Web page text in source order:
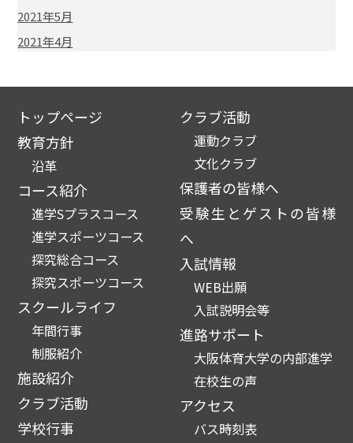
2021年5月
2021年4月
トップページ
教育方針
沿革
コース紹介
進学Sプラスコース
進学スポーツコース
探究総合コース
探究スポーツコース
スクールライフ
年間行事
制服紹介
施設紹介
クラブ活動
学校行事
クラブ活動
運動クラブ
文化クラブ
保護者の皆様へ
受験生とゲストの皆様
へ
入試情報
WEB出願
入試説明会等
進路サポート
大阪体育大学の内部進学
在校生の声
アクセス
バス時刻表